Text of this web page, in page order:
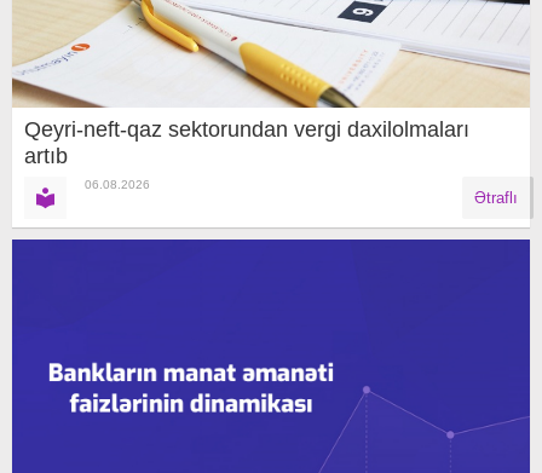
Qeyri-neft-qaz sektorundan vergi daxilolmaları
artıb
06.08.2026
Ətraflı